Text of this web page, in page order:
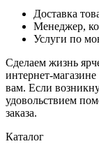
Доставка
Менеджер,
Услуги по
Сделаем жизнь
интернет-
вам. Если
удовольствием
заказа.
Каталог